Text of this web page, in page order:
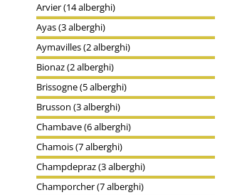
Arvier (14 alberghi)
Ayas (3 alberghi)
Aymavilles (2 alberghi)
Bionaz (2 alberghi)
Brissogne (5 alberghi)
Brusson (3 alberghi)
Chambave (6 alberghi)
Chamois (7 alberghi)
Champdepraz (3 alberghi)
Champorcher (7 alberghi)